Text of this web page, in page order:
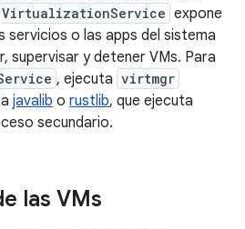
VirtualizationService expone
servicios o las apps del sistema
supervisar y detener VMs. Para
, ejecuta virtmgr
javalib o rustlib, que ejecuta
secundario.
las VMs